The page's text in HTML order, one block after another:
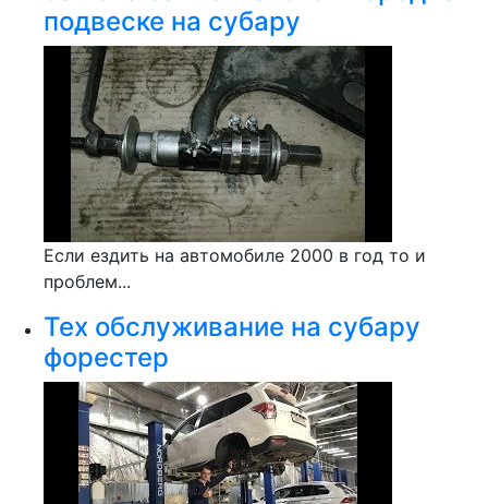
подвеске на субару
Если ездить на автомобиле 2000 в год то и
проблем...
Тех обслуживание на субару
форестер